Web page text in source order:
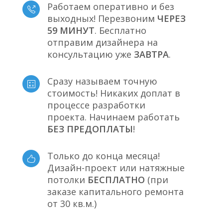
Работаем оперативно и без
выходных! Перезвоним ЧЕРЕЗ
59 МИНУТ. Бесплатно
отправим дизайнера на
консультацию уже ЗАВТРА.
Сразу называем точную
стоимость! Никаких доплат в
процессе разработки
проекта. Начинаем работать
БЕЗ ПРЕДОПЛАТЫ!
Только до конца месяца!
Дизайн-проект или натяжные
потолки БЕСПЛАТНО (при
заказе капитального ремонта
от 30 кв.м.)